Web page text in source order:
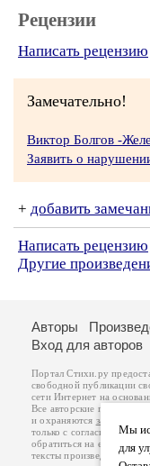
Рецензии
Написать рецензию
Замечательно!
Виктор Болгов -
Заявить о
+ добавить
Написать рецензию
Другие
Мы
для
Авторы
Вход для авторов
Портал Стихи.ру
свободной публикации
сети Интернет на
Все авторские права на
и охраняются законом
.
только с согласия его
обратиться на его
тексты произведений